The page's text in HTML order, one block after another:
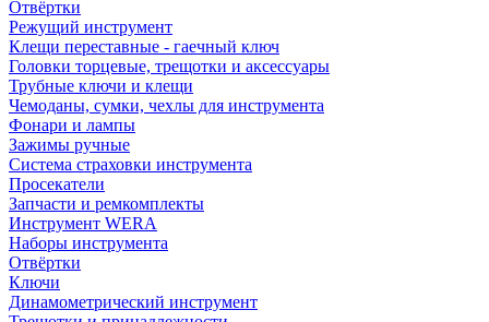
Отвёртки
Режущий инструмент
Клещи переставные - гаечный ключ
Головки торцевые, трещотки и аксессуары
Трубные ключи и клещи
Чемоданы, сумки, чехлы для инструмента
Фонари и лампы
Зажимы ручные
Система страховки инструмента
Просекатели
Запчасти и ремкомплекты
Инструмент WERA
Наборы инструмента
Отвёртки
Ключи
Динамометрический инструмент